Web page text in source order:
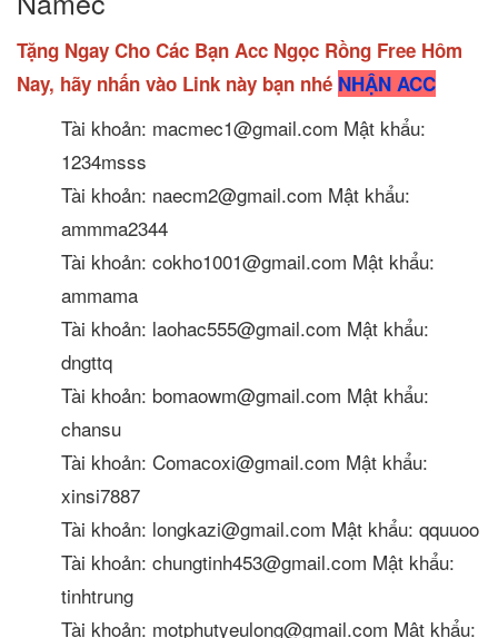
Tặng Ngay Cho Các Bạn Acc Ngọc Rồng Free Hôm
Nay, hãy nhấn vào Link này bạn nhé NHẬN ACC
Tài khoản: macmec1@gmail.com Mật khẩu:
1234msss
Tài khoản: naecm2@gmail.com Mật khẩu:
ammma2344
Tài khoản: cokho1001@gmail.com Mật khẩu:
ammama
Tài khoản: laohac555@gmail.com Mật khẩu:
dngttq
Tài khoản: bomaowm@gmail.com Mật khẩu:
chansu
Tài khoản: Comacoxi@gmail.com Mật khẩu:
xinsi7887
Tài khoản: longkazi@gmail.com Mật khẩu: qquuoo
Tài khoản: chungtinh453@gmail.com Mật khẩu:
tinhtrung
Tài khoản: motphutyeulong@gmail.com Mật khẩu: